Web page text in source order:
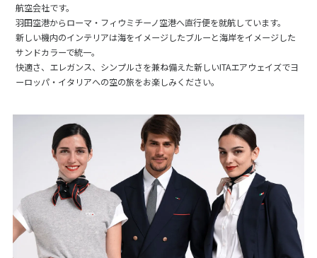
航空会社です。
羽田空港からローマ・フィウミチーノ空港へ直行便を就航しています。
新しい機内のインテリアは海をイメージしたブルーと海岸をイメージした
サンドカラーで統一。
快適さ、エレガンス、シンプルさを兼ね備えた新しいITAエアウェイズでヨ
ーロッパ・イタリアへの空の旅をお楽しみください。